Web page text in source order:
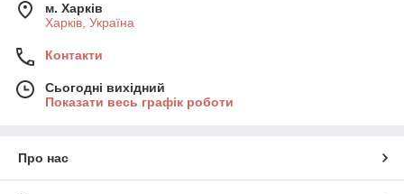
м. Харків
Харків, Україна
Контакти
Сьогодні вихідний
Показати весь графік роботи
Про нас